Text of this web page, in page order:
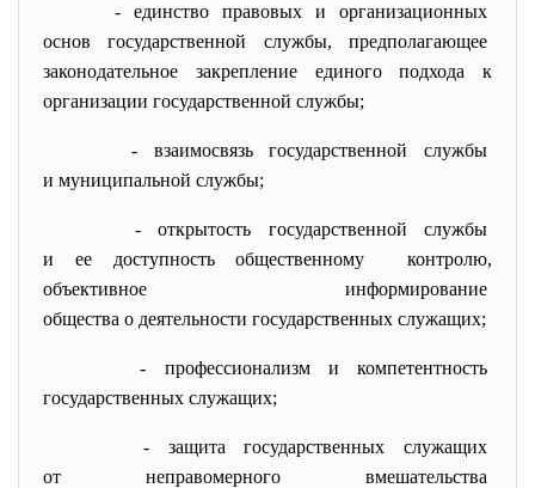
- единство правовых и организационных
основ государственной службы, предполагающее
законодательное закрепление единого подхода к
организации государственной службы;
- взаимосвязь государственной службы
и муниципальной службы;
- открытость государственной службы
и ее доступностьобщественному контролю,
объективное информирование
общества о деятельности государственных служащих;
- профессионализм и компетентность
государственных служащих;
- защита государственных служащих
от неправомерного вмешательства